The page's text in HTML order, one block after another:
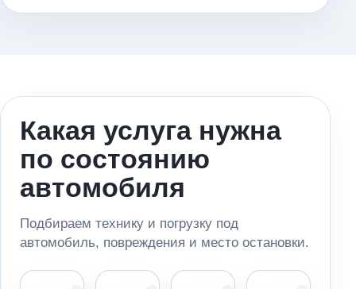
Какая услуга нужна
по состоянию
автомобиля
Подбираем технику и погрузку под
автомобиль, повреждения и место остановки.